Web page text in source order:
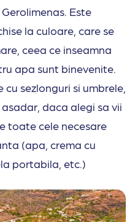
Este
la culoare, care se
ceea ce inseamna
apa sunt binevenite.
sezlonguri si umbrele,
daca alegi sa vii
toate cele necesare
(apa, crema cu
portabila, etc.)